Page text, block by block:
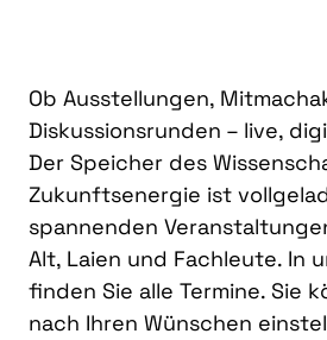
Ob Ausstellungen,
Diskussionsrunden – live,
Der Speicher des
Zukunftsenergie ist
spannenden
Alt, Laien und Fachleute. In
finden Sie alle Termine. Sie
nach Ihren Wünschen